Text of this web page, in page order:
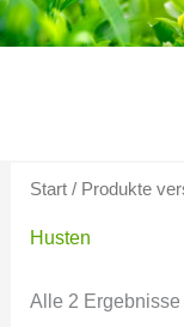
Start/ Produkte
Husten
Alle 2